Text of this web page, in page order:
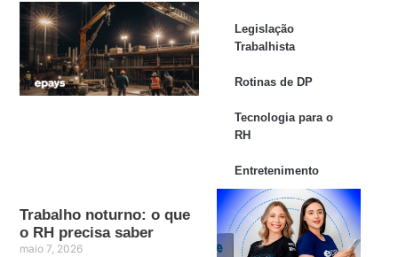
Trabalho noturno: o que
o RH precisa saber
maio 7, 2026
Legislação
Trabalhista
Rotinas de DP
Tecnologia para o
RH
Entretenimento